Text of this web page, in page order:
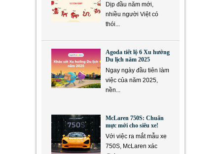
Dịp đầu năm mới,
nhiều người Việt có
thói...
Agoda tiết lộ 6 Xu hướng
Du lịch năm 2025
Ngay ngày đầu tiên làm
việc của năm 2025,
nền...
McLaren 750S: Chuẩn
mực mới cho siêu xe!
Với việc ra mắt mẫu xe
750S, McLaren xác